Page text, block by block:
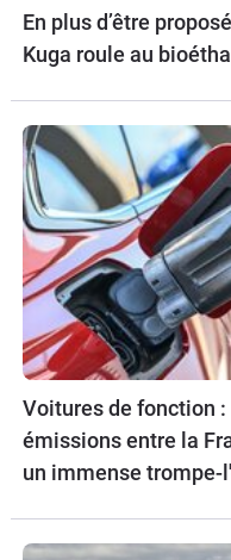
En plus d’être
Kuga roule au
Voitures de fonction
émissions entre la
un immense trompe-